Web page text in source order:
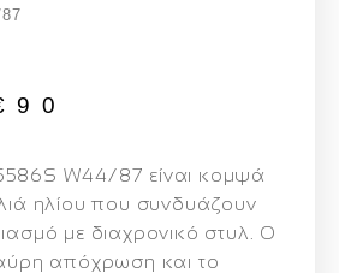
90
W44/87 είναι κομψά
ηλίου που συνδυάζουν
με διαχρονικό στυλ. Ο
απόχρωση και το